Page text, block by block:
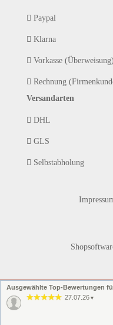
Paypal
Klarna
Vorkasse (Überweisung)
Rechnung
Versandarten
DHL
GLS
Selbstabholung
Ausgewählte Top-Bewertungen
27.07.26 ▼